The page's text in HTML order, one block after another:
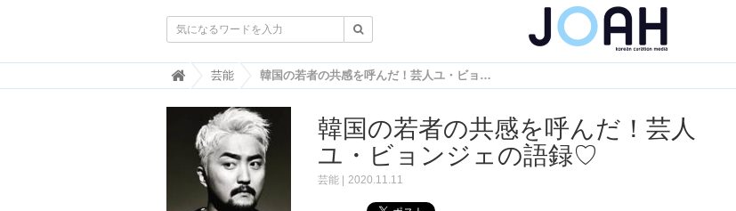
韓
国
ト
芸能 韓国の若者の共感を呼んだ！芸人ユ・ビョンジェの語録♡
韓国の若者の共感を呼んだ！芸人
ユ・ビョンジェの語録♡
芸能 2020.11.11